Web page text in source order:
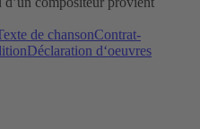
de chansonContrat-
Déclaration d‘oeuvres